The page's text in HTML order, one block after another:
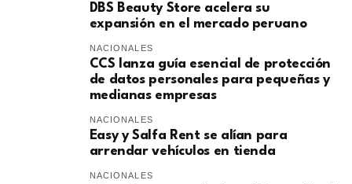
DBS Beauty Store acelera su
expansión en el mercado peruano
NACIONALES
CCS lanza guía esencial de protección
de datos personales para pequeñas y
medianas empresas
NACIONALES
Easy y Salfa Rent se alían para
arrendar vehículos en tienda
NACIONALES